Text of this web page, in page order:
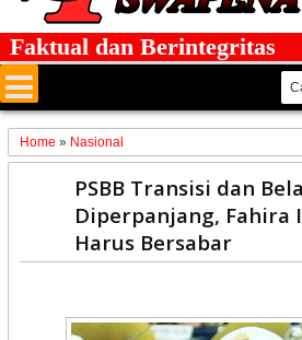
dan Berintegritas
Home » Nasional
PSBB Transisi dan
Diperpanjang, Fahira
Harus Bersabar